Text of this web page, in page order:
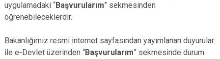
uygulamadaki “Başvurularım” sekmesinden
öğrenebileceklerdir.
Bakanlığımız resmi internet sayfasından yayımlanan duyurular
ile e-Devlet üzerinden “Başvurularım” sekmesinde durum